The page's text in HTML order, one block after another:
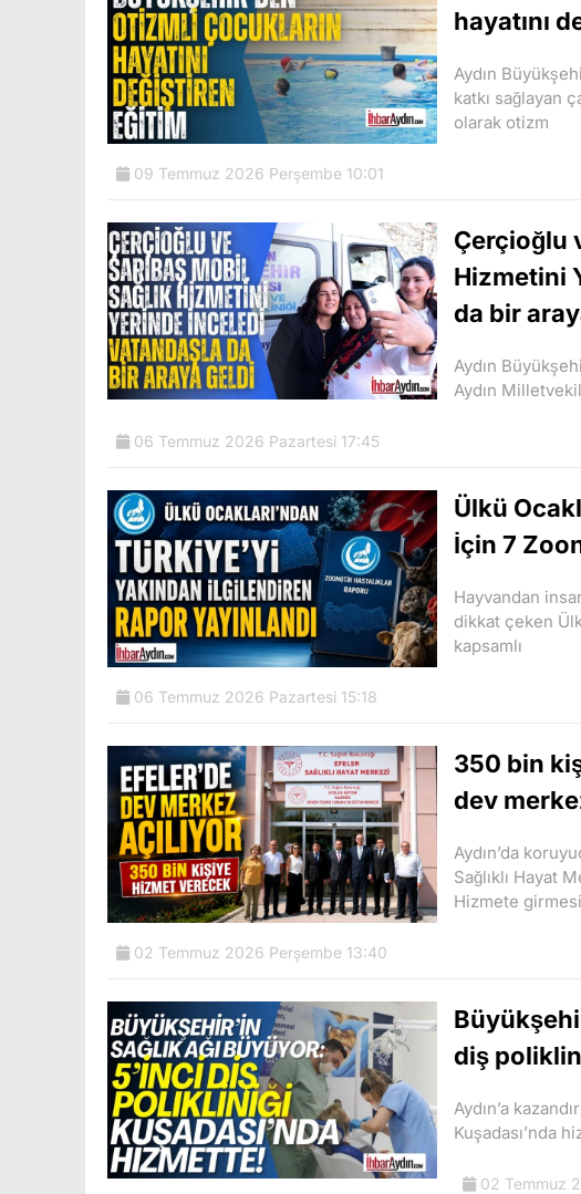
hayatını
Aydın
katkı sağlayan
olarak otizm
09 Temmuz 2026 Perşembe 10:01
Çerçioğlu
Hizmetini
da bir
Aydın
Aydın
06 Temmuz 2026 Pazartesi 17:45
Ülkü
İçin 7
Hayvandan
dikkat çeken
kapsamlı
06 Temmuz 2026 Pazartesi 15:18
350 bin
dev
Aydın’da
Sağlıklı Hayat
Hizmete
02 Temmuz 2026 Perşembe 13:40
diş
Aydın’a
Kuşadası’nda
02 Temmuz